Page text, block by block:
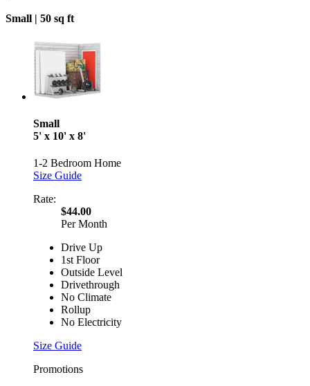
Small | 50 sq ft
Small
5' x 10' x 8'
1-2 Bedroom Home
Size Guide
Rate:
$44.00
Per Month
Drive Up
1st Floor
Outside Level
Drivethrough
No Climate
Rollup
No Electricity
Size Guide
Promotions